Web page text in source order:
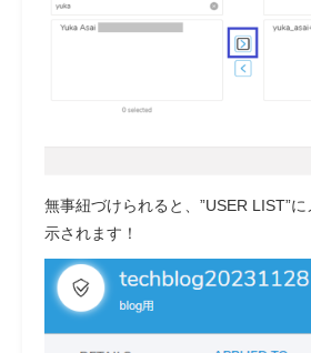
無事紐づけられると、”USER LIST”
示されます！